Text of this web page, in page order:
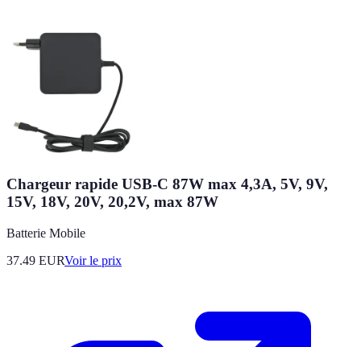
Chargeur rapide USB-C 87W max 4,3A, 5V, 9V,
15V, 18V, 20V, 20,2V, max 87W
Batterie Mobile
37.49 EURVoir le prix